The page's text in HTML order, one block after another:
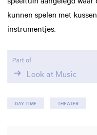
kunnen spelen met
instrumentjes.
Part of
Look at Music
DAY TIME THEATER